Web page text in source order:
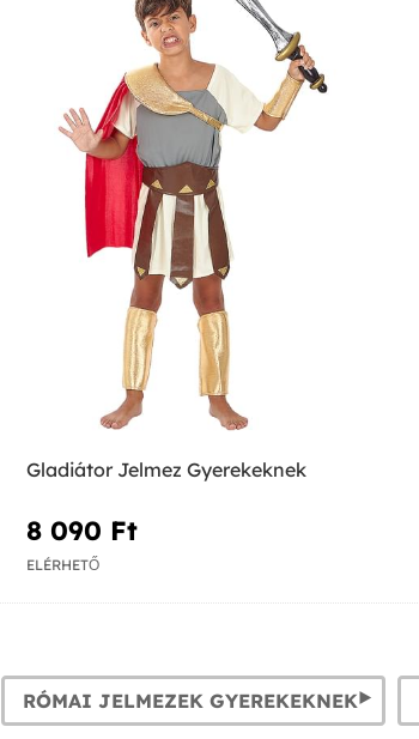
Gladiátor Jelmez Gyerekeknek
8 090 Ft‎
ELÉRHETŐ
RÓMAI JELMEZEK GYEREKEKNEK